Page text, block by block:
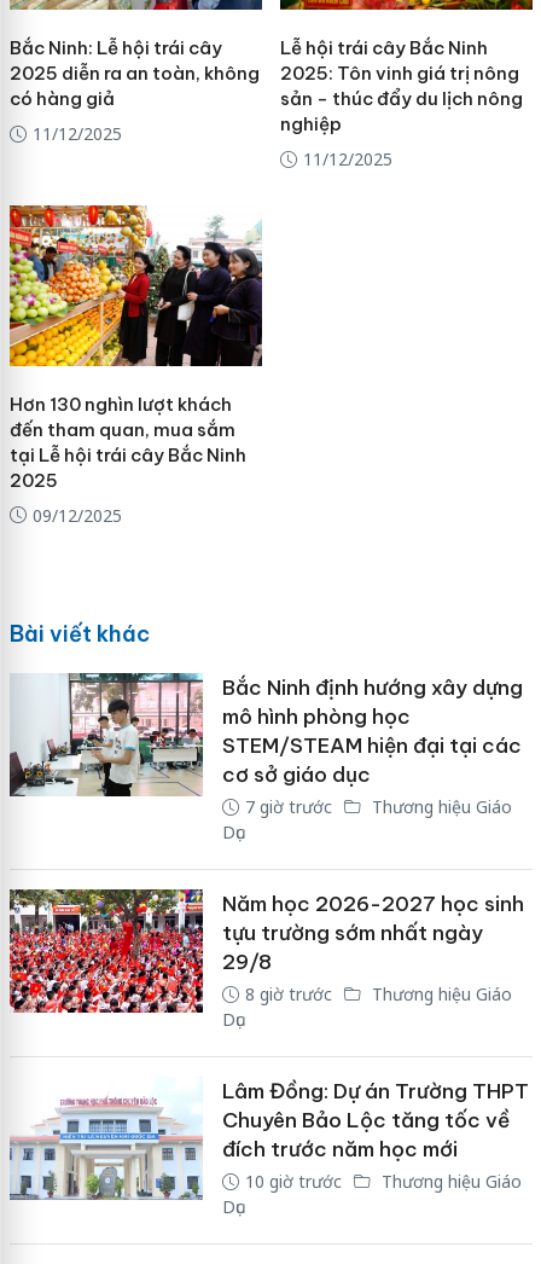
Bắc Ninh: Lễ hội trái cây
2025 diễn ra an toàn, không
có hàng giả
11/12/2025
Lễ hội trái cây Bắc Ninh
2025: Tôn vinh giá trị nông
sản - thúc đẩy du lịch nông
nghiệp
11/12/2025
Hơn 130 nghìn lượt khách
đến tham quan, mua sắm
tại Lễ hội trái cây Bắc Ninh
2025
09/12/2025
Bài viết khác
Bắc Ninh định hướng xây dựng
mô hình phòng học
STEM/STEAM hiện đại tại các
cơ sở giáo dục
7 giờ trước
Thương hiệu Giáo
Dục
Năm học 2026-2027 học sinh
tựu trường sớm nhất ngày
29/8
8 giờ trước
Thương hiệu Giáo
Dục
Lâm Đồng: Dự án Trường THPT
Chuyên Bảo Lộc tăng tốc về
đích trước năm học mới
10 giờ trước
Thương hiệu Giáo
Dục